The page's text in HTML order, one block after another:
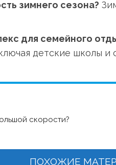
зимнего сезона?
для семейного
детские школы
скорости?
ПОХОЖИЕ